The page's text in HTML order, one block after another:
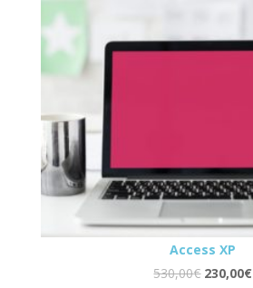
Access XP
530,00€ 230,00€